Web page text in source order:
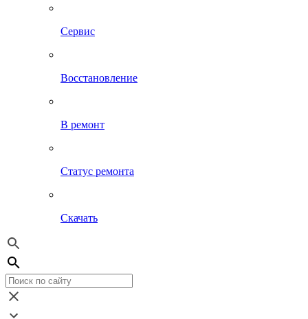
Сервис
Восстановление
В ремонт
Статус ремонта
Скачать